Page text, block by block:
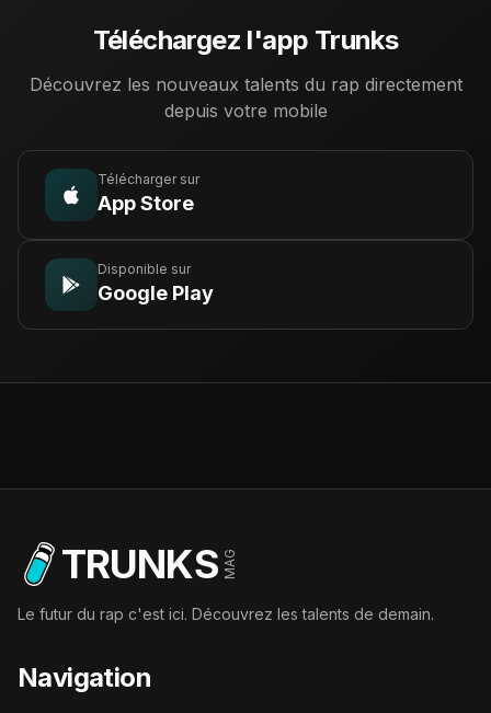
Téléchargez l'app Trunks
Découvrez les nouveaux talents du rap directement
depuis votre mobile
Télécharger sur
App Store
Disponible sur
Google Play
TRUNKS MAG
Le futur du rap c'est ici. Découvrez les talents de demain.
Navigation